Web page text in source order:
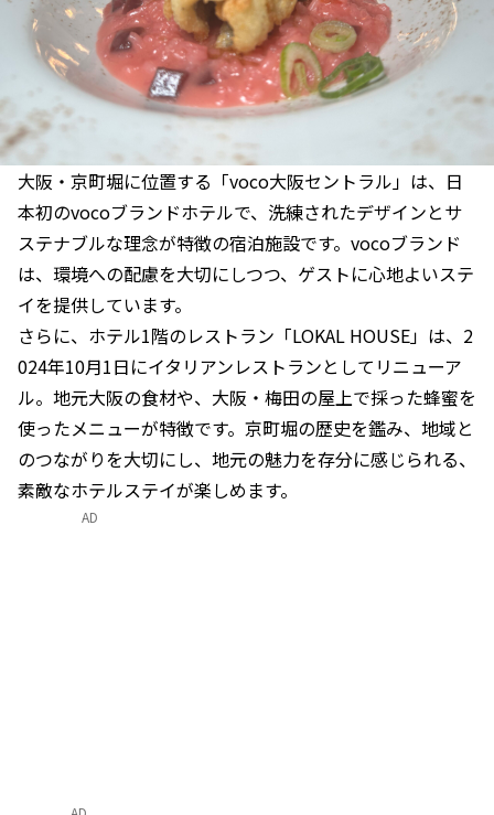
大阪・京町堀に位置する「voco大阪セントラル」は、日
本初のvocoブランドホテルで、洗練されたデザインとサ
ステナブルな理念が特徴の宿泊施設です。vocoブランド
は、環境への配慮を大切にしつつ、ゲストに心地よいステ
イを提供しています。
さらに、ホテル1階のレストラン「LOKAL HOUSE」は、2
024年10月1日にイタリアンレストランとしてリニューア
ル。地元大阪の食材や、大阪・梅田の屋上で採った蜂蜜を
使ったメニューが特徴です。京町堀の歴史を鑑み、地域と
のつながりを大切にし、地元の魅力を存分に感じられる、
素敵なホテルステイが楽しめます。
AD